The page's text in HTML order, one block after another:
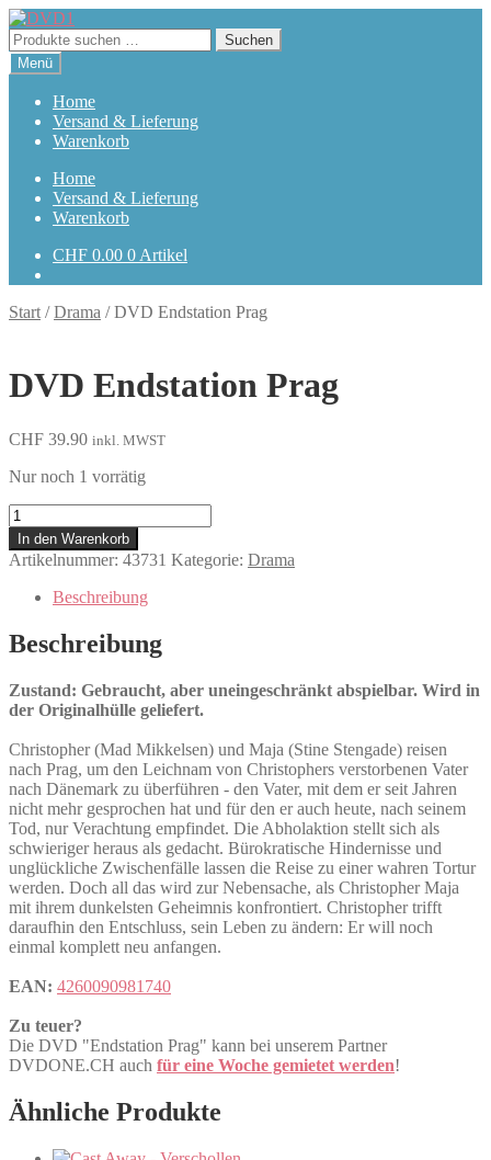
Zur
Navigation
springen
Zum
Inhalt
springen
Suchen
nach:
Suchen
Menü
Home
Versand & Lieferung
Warenkorb
Home
Versand & Lieferung
Warenkorb
CHF 0.00 0 Artikel
Start /Drama /DVD Endstation Prag
DVD Endstation Prag
CHF 39.90 inkl. MWST
Nur noch 1 vorrätig
Endstation
Prag
Menge
In den Warenkorb
Artikelnummer: 43731 Kategorie: Drama
Beschreibung
Beschreibung
Zustand: Gebraucht, aber uneingeschränkt abspielbar. Wird in
der Originalhülle geliefert.
Christopher (Mad Mikkelsen) und Maja (Stine Stengade) reisen
nach Prag, um den Leichnam von Christophers verstorbenen Vater
nach Dänemark zu überführen - den Vater, mit dem er seit Jahren
nicht mehr gesprochen hat und für den er auch heute, nach seinem
Tod, nur Verachtung empfindet. Die Abholaktion stellt sich als
schwieriger heraus als gedacht. Bürokratische Hindernisse und
unglückliche Zwischenfälle lassen die Reise zu einer wahren Tortur
werden. Doch all das wird zur Nebensache, als Christopher Maja
mit ihrem dunkelsten Geheimnis konfrontiert. Christopher trifft
daraufhin den Entschluss, sein Leben zu ändern: Er will noch
einmal komplett neu anfangen.
EAN: 4260090981740
Zu teuer?
Die DVD "Endstation Prag" kann bei unserem Partner
DVDONE.CH auch für eine Woche gemietet werden!
Ähnliche Produkte